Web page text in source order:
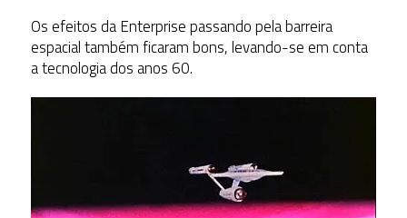
Os efeitos da Enterprise passando pela barreira
espacial também ficaram bons, levando-se em conta
a tecnologia dos anos 60.